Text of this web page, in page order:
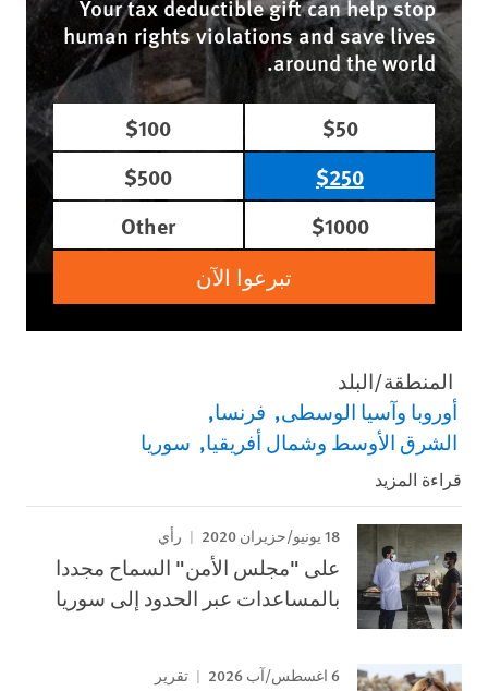
Your tax deductible gift can help stop
human rights violations and save lives
around the world.
$50
$100
$250
$500
$1000
Other
تبرعوا الآن
المنطقة/البلد
أوروبا وآسيا الوسطى فرنسا
الشرق الأوسط وشمال أفريقيا سوريا
قراءة المزيد
18 يونيو/حزيران 2020 رأي
على "مجلس الأمن" السماح مجددا
بالمساعدات عبر الحدود إلى سوريا
6 اغسطس/آب 2026 تقرير